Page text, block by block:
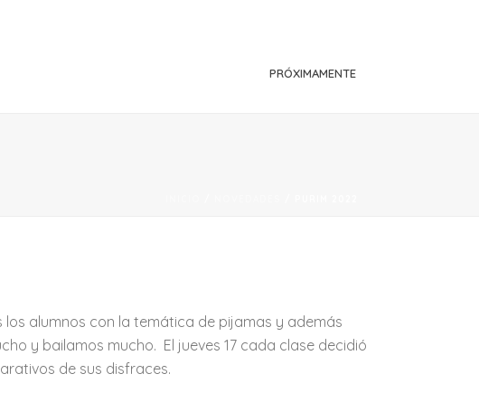
PRÓXIMAMENTE
los alumnos con la temática de pijamas y además
y bailamos mucho. El jueves 17 cada clase decidió
de sus disfraces.